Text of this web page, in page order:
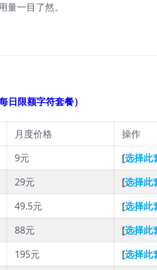
量一目了然。
日限额字符套餐）
月度价格
操作
9元 [选择此
29元 [选择此
49.5元 [选择此
88元 [选择此
195元 [选择此